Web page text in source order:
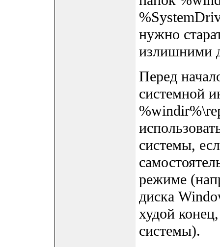
нужно
излишними
Перед
системной
системы,
режиме
диска
худой
системы).